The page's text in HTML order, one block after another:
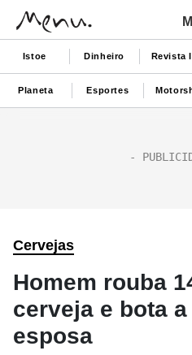
Istoe Dinheiro Revista
Planeta Esportes
Cervejas
Homem rouba
cerveja e bota
esposa